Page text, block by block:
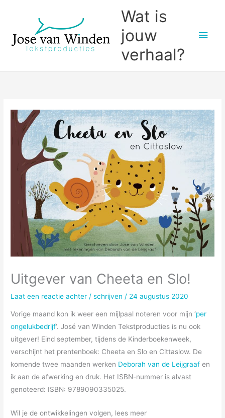
inhoud
Wat is
jouw
verhaal?
Uitgever van Cheeta en Slo!
Laat een reactie achter /schrijven / 24 augustus 2020
Vorige maand kon ik weer een mijlpaal noteren voor mijn ‘per
ongelukbedrijf‘. José van Winden Tekstproducties is nu ook
uitgever! Eind september, tijdens de Kinderboekenweek,
verschijnt het prentenboek: Cheeta en Slo en Cittaslow. De
komende twee maanden werken Deborah van de Leijgraaf en
ik aan de afwerking en druk. Het ISBN-nummer is alvast
genoteerd: ISBN: 9789090335025.
Wil je de ontwikkelingen volgen, lees meer